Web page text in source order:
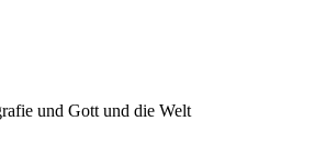
und Gott und die Welt